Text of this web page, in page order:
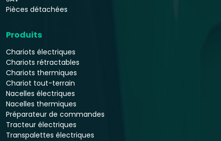
Pièces détachées
Produits
Chariots électriques
Chariots rétractables
Chariots thermiques
Chariot tout-terrain
Nacelles électriques
Nacelles thermiques
Préparateur de commandes
Tracteur électriques
Transpalettes électriques